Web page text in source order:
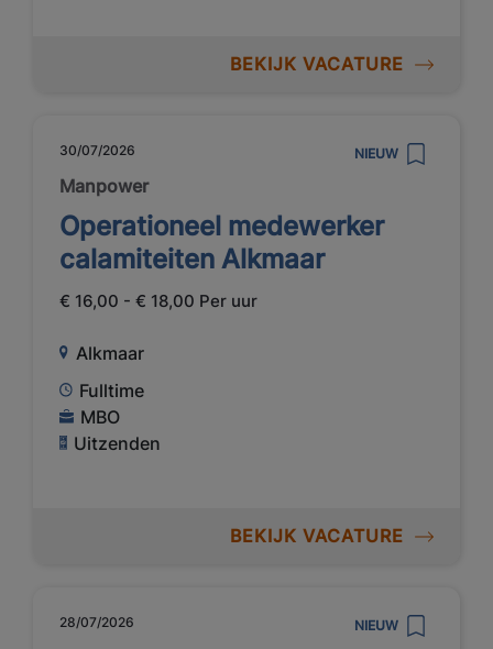
BEKIJK VACATURE
30/07/2026 NIEUW
Manpower
Operationeel medewerker
calamiteiten Alkmaar
€ 16,00 - € 18,00 Per uur
Alkmaar
Fulltime
MBO
Uitzenden
BEKIJK VACATURE
28/07/2026 NIEUW